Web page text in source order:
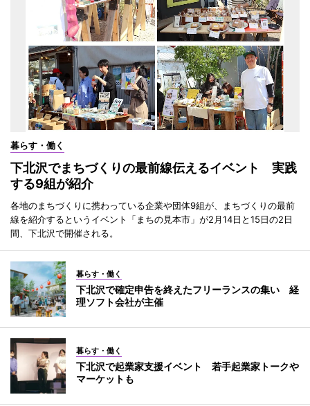
暮らす・働く
下北沢でまちづくりの最前線伝えるイベント 実践
する9組が紹介
各地のまちづくりに携わっている企業や団体9組が、まちづくりの最前
線を紹介するというイベント「まちの見本市」が2月14日と15日の2日
間、下北沢で開催される。
暮らす・働く
下北沢で確定申告を終えたフリーランスの集い 経
理ソフト会社が主催
暮らす・働く
下北沢で起業家支援イベント 若手起業家トークや
マーケットも